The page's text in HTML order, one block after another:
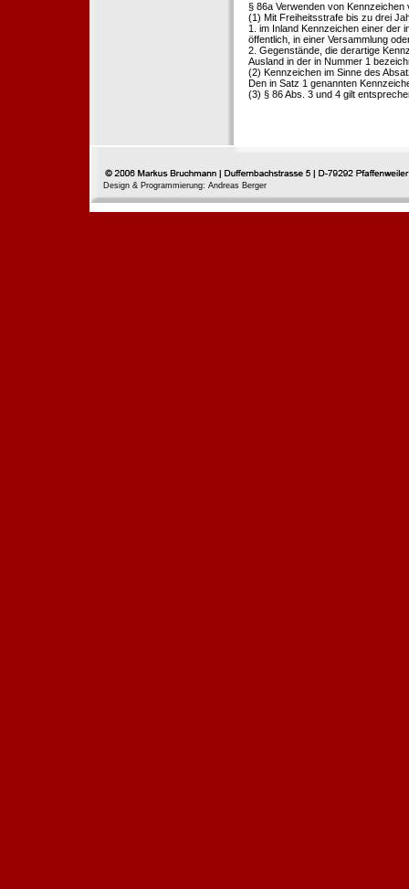
§ 86a Verwenden von
(1) Mit Freiheitsstrafe bis zu drei
1. im Inland Kennzeichen einer der
öffentlich, in einer Versammlung
2. Gegenstände, die derartige
Ausland in der in Nummer 1
(2) Kennzeichen im Sinne des
Den in Satz 1 genannten
(3) § 86 Abs. 3 und 4 gilt
Design & Programmierung: Andreas Berger